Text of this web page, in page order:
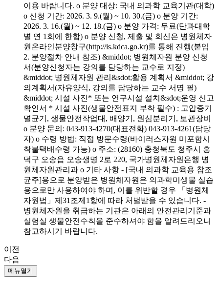
이용 바랍니다. o 분양 대상: 국내 의과학 교육기관(대학)
o 신청 기간: 2026. 3. 9.(월) ~ 10. 30.(금) o 분양 기간:
2026. 3. 16.(월) ~ 12. 18.(금) o 분양 가격: 무료(단과대학
별 연 1회에 한함) o 분양 신청, 제출 및 회신은 병원체자
원온라인분양창구(http://is.kdca.go.kr)를 통해 진행(붙임
2. 분양절차 안내 참조) &middot; 병원체자원 분양 신청
서(분양신청자는 강의를 담당하는 교수로 지정)
&middot; 병원체자원 관리&sdot;활용 계획서 &middot; 강
의계획서(자유양식, 강의를 담당하는 교수 서명 필)
&middot; 시설 사진* 또는 연구시설 설치&sdot;운영 신고
확인서 * 시설 사진(생물안전표지 부착 필수) : 고압증기
멸균기, 생물안전작업대, 배양기, 원심분리기, 보관장비
o 분양 문의: 043-913-4270(대표전화) 043-913-4261(담당
자) o 수령 방법: 직접 방문수령(바이러스자원 미포함시
착불택배수령 가능) o 주소: (28160) 충청북도 청주시 흥
덕구 오송읍 오송생명 2로 220, 국가병원체자원은행 병
원체자원관리과 o 기타 사항 - [국내 의과학 교육용 참조
균주]용으로 분양받은 병원체자원은 의과학미생물 실습
용으로만 사용하여야 하며, 이를 위반할 경우 「병원체
자원법」제31조제1항에 따라 처벌받을 수 있습니다. -
병원체자원을 취급하는 기관은 아래의 안전관리기준과
실험실 생물안전수칙을 준수하셔야 함을 알려드리오니
참고하시기 바랍니다.
이전
다음
메뉴열기